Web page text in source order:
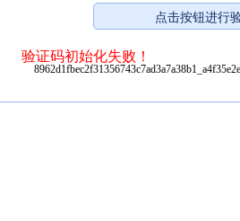
验证码初始化失败！